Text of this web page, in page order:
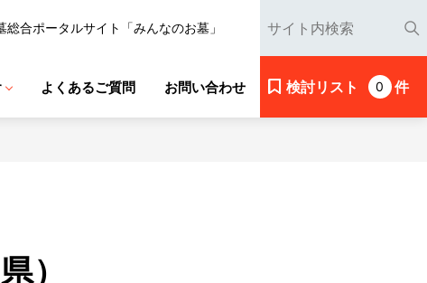
総合ポータルサイト「みんなのお墓」
よくあるご質問 お問い合わせ 検討リスト 0 件
）